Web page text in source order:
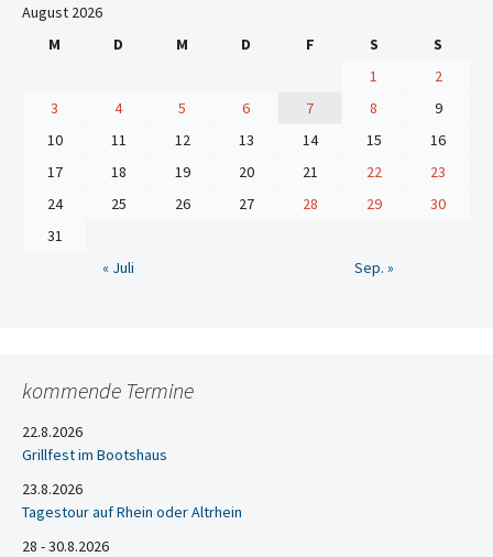
August 2026
M
D M D F S
S
1
2
3
4 5 6 7 8
9
10
11 12 13 14 15
16
17
18 19 20 21 22
23
24
25 26 27 28 29
30
31
« Juli
Sep. »
kommende Termine
22.8.2026
Grillfest im Bootshaus
23.8.2026
Tagestour auf Rhein oder Altrhein
28 - 30.8.2026